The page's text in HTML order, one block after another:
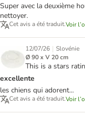
Super avec la deuxième
nettoyer.
Cet avis a été traduit.Voir
12/07/26 | Slovénie
Ø 90 x V 20 cm
This is a stars
excellente
les chiens qui adorent...
Cet avis a été traduit.Voir